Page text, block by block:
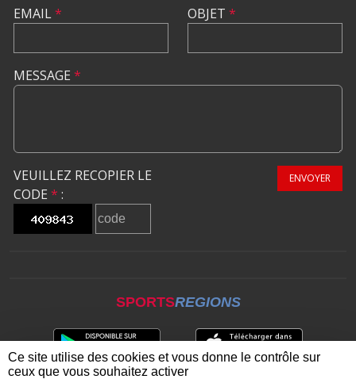
EMAIL* OBJET *
MESSAGE *
VEUILLEZ RECOPIER LE
CODE * :
ENVOYER
SPORTSREGIONS
Ce site utilise des cookies et vous donne le contrôle sur
ceux que vous souhaitez activer